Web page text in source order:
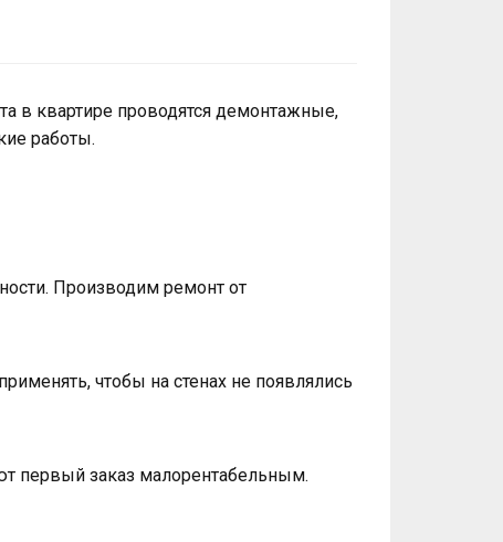
в квартире проводятся демонтажные,
работы.
Производим ремонт от
чтобы на стенах не появлялись
первый заказ малорентабельным.